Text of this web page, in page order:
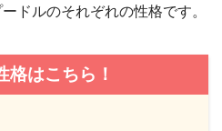
ドルのそれぞれの性格です。
格はこちら！